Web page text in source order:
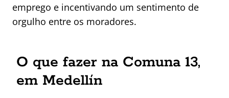
emprego e incentivando um sentimento de
orgulho entre os moradores.
O que fazer na Comuna 13,
em Medellín